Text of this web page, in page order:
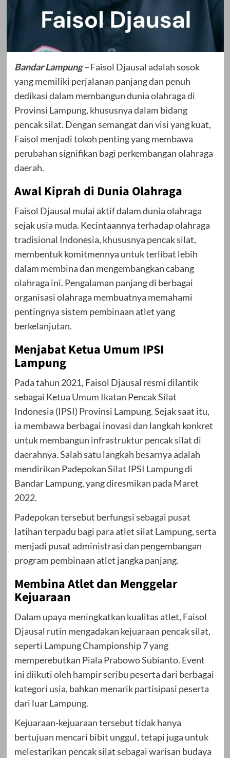
Bandar Lampung–Faisol Djausal adalah sosok
yang memiliki perjalanan panjang dan penuh
dedikasi dalam membangun dunia olahraga di
Provinsi Lampung, khususnya dalam bidang
pencak silat. Dengan semangat dan visi yang kuat,
Faisol menjadi tokoh penting yang membawa
perubahan signifikan bagi perkembangan olahraga
daerah.
Awal Kiprah di Dunia Olahraga
Faisol Djausal mulai aktif dalam dunia olahraga
sejak usia muda. Kecintaannya terhadap olahraga
tradisional Indonesia, khususnya pencak silat,
membentuk komitmennya untuk terlibat lebih
dalam membina dan mengembangkan cabang
olahraga ini. Pengalaman panjang di berbagai
organisasi olahraga membuatnya memahami
pentingnya sistem pembinaan atlet yang
berkelanjutan.
Menjabat Ketua Umum IPSI
Lampung
Pada tahun 2021, Faisol Djausal resmi dilantik
sebagai Ketua Umum Ikatan Pencak Silat
Indonesia (IPSI) Provinsi Lampung. Sejak saat itu,
ia membawa berbagai inovasi dan langkah konkret
untuk membangun infrastruktur pencak silat di
daerahnya. Salah satu langkah besarnya adalah
mendirikan Padepokan Silat IPSI Lampung di
Bandar Lampung, yang diresmikan pada Maret
2022.
Padepokan tersebut berfungsi sebagai pusat
latihan terpadu bagi para atlet silat Lampung, serta
menjadi pusat administrasi dan pengembangan
program pembinaan atlet jangka panjang.
Membina Atlet dan Menggelar
Kejuaraan
Dalam upaya meningkatkan kualitas atlet, Faisol
Djausal rutin mengadakan kejuaraan pencak silat,
seperti Lampung Championship 7 yang
memperebutkan Piala Prabowo Subianto. Event
ini diikuti oleh hampir seribu peserta dari berbagai
kategori usia, bahkan menarik partisipasi peserta
dari luar Lampung.
Kejuaraan-kejuaraan tersebut tidak hanya
bertujuan mencari bibit unggul, tetapi juga untuk
melestarikan pencak silat sebagai warisan budaya